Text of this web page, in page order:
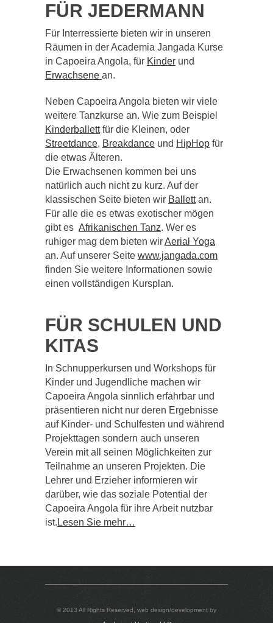
FÜR JEDERMANN
Für Interressierte bieten wir in unseren
Räumen in der Academia Jangada Kurse
in Capoeira Angola, für Kinder und
Erwachsene an.
Neben Capoeira Angola bieten wir viele
weitere Tanzkurse an. Wie zum Beispiel
Kinderballettfür die Kleinen, oder
Streetdance, Breakdance und HipHop für
die etwas Älteren.
Die Erwachsenen kommen bei uns
natürlich auch nicht zu kurz. Auf der
klassischen Seite bieten wir Ballettan.
Für alle die es etwas exotischer mögen
gibt es Afrikanischen Tanz. Wer es
ruhiger mag dem bieten wirAerial Yoga
an. Auf unserer Seite www.jangada.com
finden Sie weitere Informationen sowie
einen vollständigen Kursplan.
FÜR SCHULEN UND
KITAS
In Schnupperkursen und Workshops für
Kinder und Jugendliche machen wir
Capoeira Angola sinnlich erfahrbar und
präsentieren nicht nur deren Ergebnisse
auf Kinder- und Schulfesten und während
Projekttagen sondern auch unseren
Verein mit all seinen Möglichkeiten zur
Teilnahme an unseren Projekten. Die
Lehrer und Erzieher informieren wir
darüber, wie das soziale Potential der
Capoeira Angola für ihre Arbeit nutzbar
ist. Lesen Sie mehr…
© 2013 All Rights Reserved, web design/development by